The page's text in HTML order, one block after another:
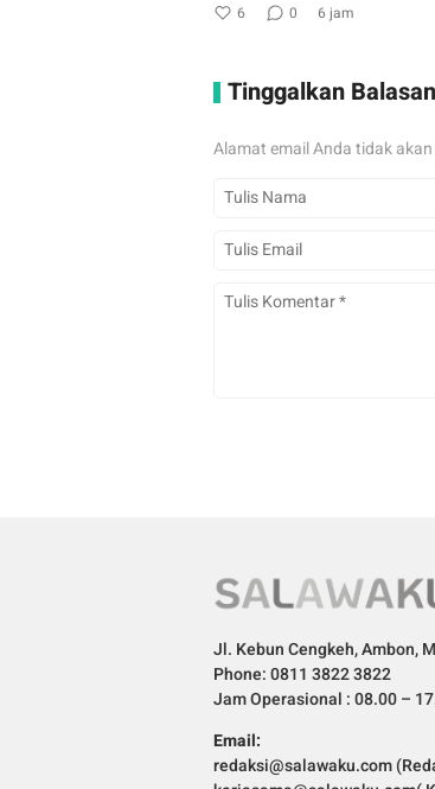
6 0 6 jam
Tinggalkan Balasan
Alamat email Anda tidak
Jl. Kebun Cengkeh, Ambon,
Phone: 0811 3822 3822
Jam Operasional : 08.00 –
Email:
redaksi@salawaku.com